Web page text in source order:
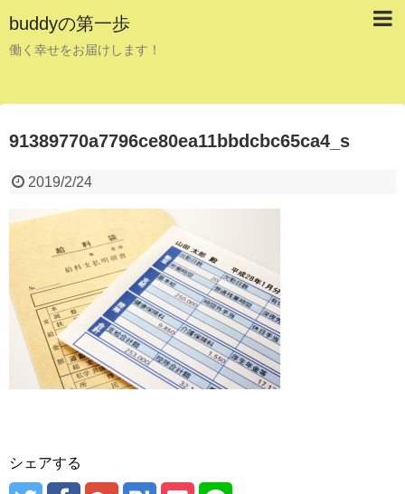
buddyの第一歩
働く幸せをお届けします！
91389770a7796ce80ea11bbdcbc65ca4_s
2019/2/24
シェアする